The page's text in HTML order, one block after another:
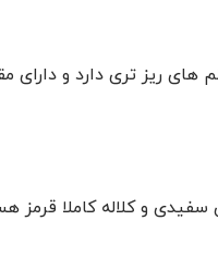
های ریز تری دارد و دارای
و کلاله کاملا قرمز